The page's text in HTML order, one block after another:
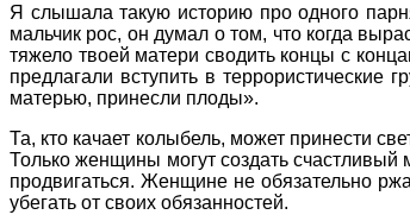
Я слышала такую историю про одного
мальчик рос, он думал о том, что когда
тяжело твоей матери сводить концы с
предлагали вступить в
матерью, принесли плоды».
Та, кто качает колыбель, может принести
Только женщины могут создать счастливый
продвигаться. Женщине не обязательно
убегать от своих обязанностей.